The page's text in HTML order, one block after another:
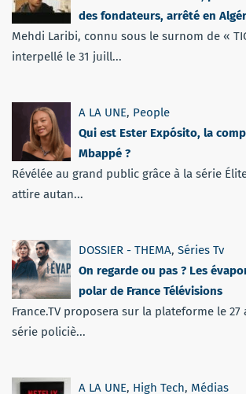
des fondateurs, arrêté en
Mehdi Laribi, connu sous le surnom de «
interpellé le 31 juill...
A LA UNE, People
Qui est Ester Expósito, la
Mbappé ?
Révélée au grand public grâce à la série
attire autan...
DOSSIER - THEMA, Séries Tv
On regarde ou pas ? Les
polar de France Télévisions
France.TV proposera sur la plateforme le
série policiè...
A LA UNE, High Tech, Médias